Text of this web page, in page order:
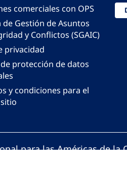
comerciales con OPS
de Gestión de Asuntos
y Conflictos (SGAIC)
privacidad
protección de datos
y condiciones para el
para las Américas de la